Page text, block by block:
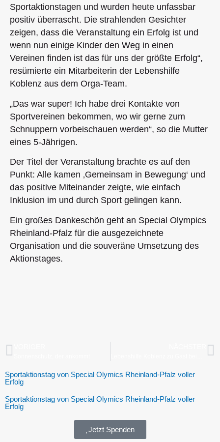
Sportaktionstagen und wurden heute unfassbar
positiv überrascht. Die strahlenden Gesichter
zeigen, dass die Veranstaltung ein Erfolg ist und
wenn nun einige Kinder den Weg in einen
Vereinen finden ist das für uns der größte Erfolg“,
resümierte ein Mitarbeiterin der Lebenshilfe
Koblenz aus dem Orga-Team.
„Das war super! Ich habe drei Kontakte von
Sportvereinen bekommen, wo wir gerne zum
Schnuppern vorbeischauen werden“, so die Mutter
eines 5-Jährigen.
Der Titel der Veranstaltung brachte es auf den
Punkt: Alle kamen ‚Gemeinsam in Bewegung‘ und
das positive Miteinander zeigte, wie einfach
Inklusion im und durch Sport gelingen kann.
Ein großes Dankeschön geht an Special Olympics
Rheinland-Pfalz für die ausgezeichnete
Organisation und die souveräne Umsetzung des
Aktionstages.
Sportaktionstag von Special Olymics Rheinland-Pfalz voller
Erfolg
Sportaktionstag von Special Olymics Rheinland-Pfalz voller
Erfolg
Jetzt Spenden